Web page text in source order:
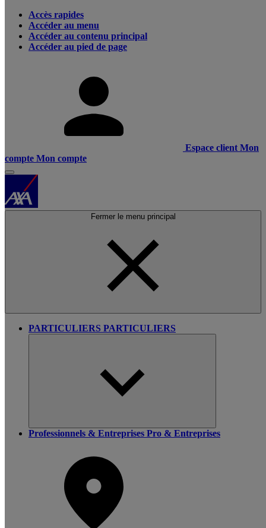
Accès rapides
Accéder au menu
Accéder au contenu principal
Accéder au pied de page
Espace client Mon
compte Mon compte
Fermer le menu principal
PARTICULIERS PARTICULIERS
Professionnels & Entreprises Pro & Entreprises